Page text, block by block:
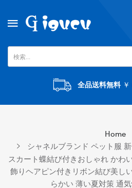
全品送料無料￥
Home
シャネルブランド ペット服
スカート蝶結び付きおしゃれ かわ
飾りヘアピン付きリボン結び美し
らかい 薄い夏対策 通